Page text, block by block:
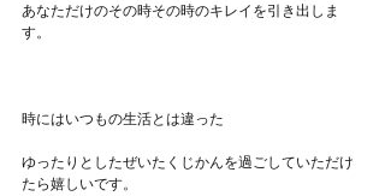
あなただけのその時その時のキレイを引き出しま
す。
​時にはいつもの生活とは違った
ゆったりとしたぜいたくじかんを過ごしていただけ
たら嬉しいです。